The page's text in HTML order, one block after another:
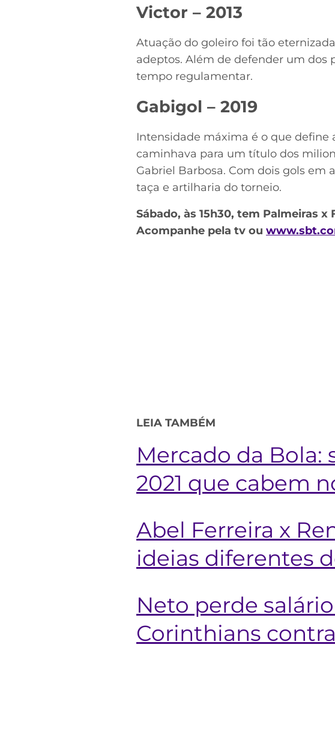
Victor – 2013
Atuação do goleiro foi tão
adeptos. Além de defender um dos
tempo regulamentar.
Gabigol – 2019
Intensidade máxima é o que define
caminhava para um título dos
Gabriel Barbosa. Com dois gols em
taça e artilharia do torneio.
Sábado, às 15h30, tem Palmeiras
Acompanhe pela tv ou
LEIA TAMBÉM
Mercado da Bola:
2021 que cabem
Abel Ferreira x
ideias diferentes
Neto perde
Corinthians